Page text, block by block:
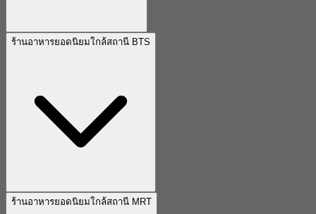
ร้านอาหารยอดนิยมใกล้สถานี BTS
ร้านอาหารยอดนิยมใกล้สถานี MRT